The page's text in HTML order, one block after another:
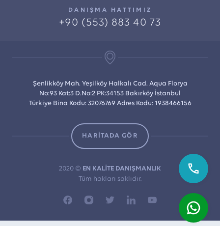
2020 © EN KALİTE DANIŞMANLIK
Tüm hakları saklıdır.
HARİTADA GÖR
DANIŞMA HATTIMIZ
+90 (553) 883 40 73
Şenlikköy Mah. Yeşilköy Halkalı Cad. Aqua Florya
No:93 Kat:3 D.No:2 PK:34153 Bakırköy İstanbul
Türkiye Bina Kodu: 32076769 Adres Kodu: 1938466156